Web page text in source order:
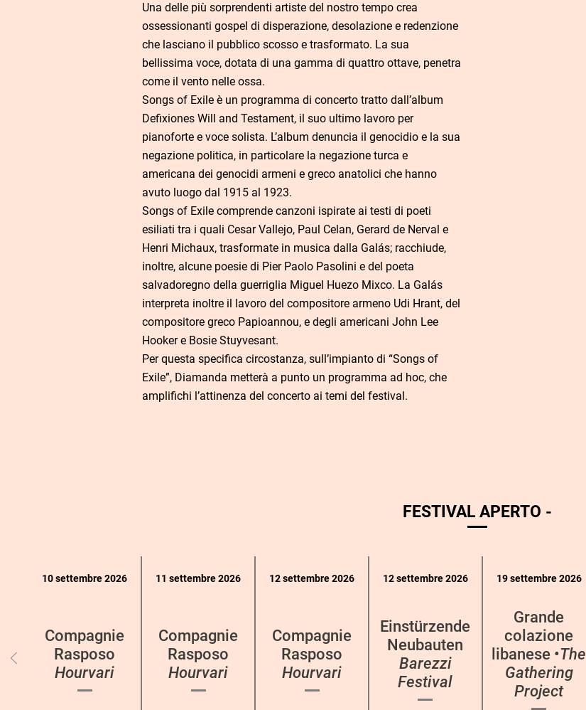
Una delle più sorprendenti artiste del nostro tempo crea
ossessionanti gospel di disperazione, desolazione e redenzione
che lasciano il pubblico scosso e trasformato. La sua
bellissima voce, dotata di una gamma di quattro ottave, penetra
come il vento nelle ossa.
Songs of Exile è un programma di concerto tratto dall’album
Defixiones Will and Testament, il suo ultimo lavoro per
pianoforte e voce solista. L’album denuncia il genocidio e la sua
negazione politica, in particolare la negazione turca e
americana dei genocidi armeni e greco anatolici che hanno
avuto luogo dal 1915 al 1923.
Songs of Exile comprende canzoni ispirate ai testi di poeti
esiliati tra i quali Cesar Vallejo, Paul Celan, Gerard de Nerval e
Henri Michaux, trasformate in musica dalla Galás; racchiude,
inoltre, alcune poesie di Pier Paolo Pasolini e del poeta
salvadoregno della guerriglia Miguel Huezo Mixco. La Galás
interpreta inoltre il lavoro del compositore armeno Udi Hrant, del
compositore greco Papioannou, e degli americani John Lee
Hooker e Bosie Stuyvesant.
Per questa specifica circostanza, sull’impianto di “Songs of
Exile”, Diamanda metterà a punto un programma ad hoc, che
amplifichi l’attinenza del concerto ai temi del festival.
FESTIVAL APERTO -
eventi
10 settembre 2026
Compagnie
Rasposo
Hourvari
11 settembre 2026
Compagnie
Rasposo
Hourvari
12 settembre 2026
Compagnie
Rasposo
Hourvari
12 settembre 2026
Einstürzende
Neubauten
Barezzi
Festival
19 settembre 2026
Grande
colazione
libanese •The
Gathering
Project